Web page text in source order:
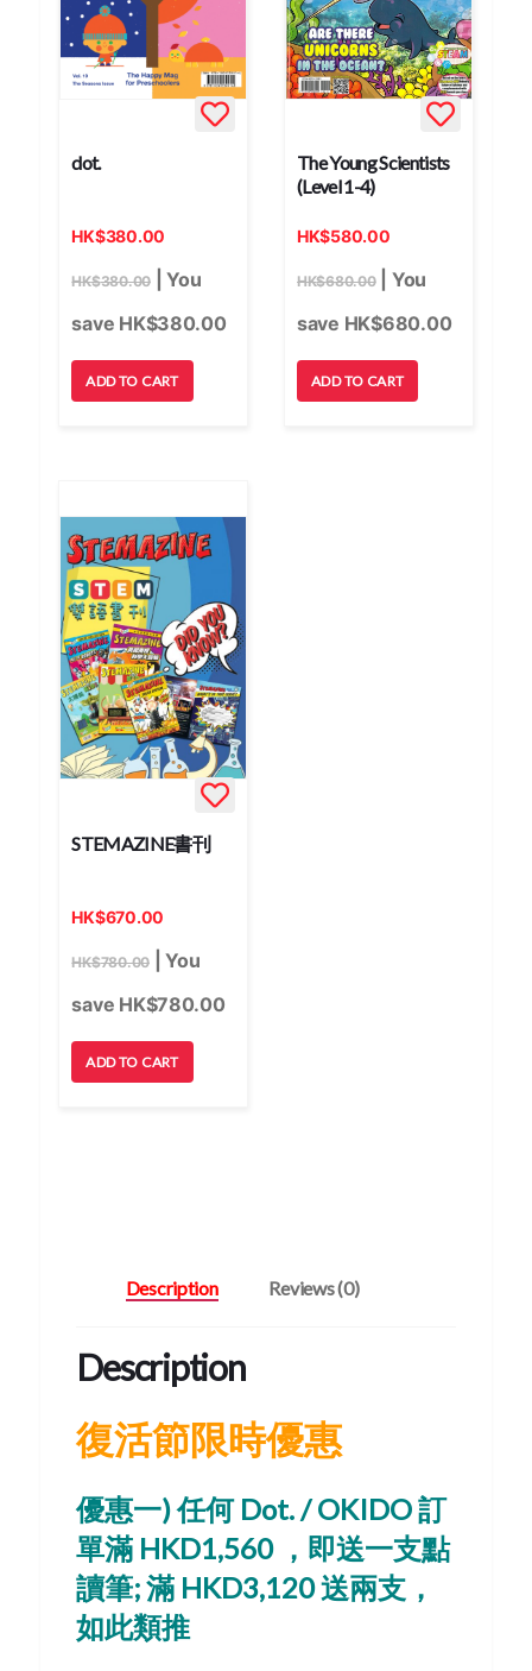
dot.
HK$380.00
HK$380.00| You
save HK$380.00
ADD TO CART
The Young Scientists
(Level 1-4)
HK$580.00
HK$680.00| You
save HK$680.00
ADD TO CART
STEMAZINE書刊
HK$670.00
HK$780.00| You
save HK$780.00
ADD TO CART
Description Reviews (0)
Description
復活節限時優惠
優惠一)任何 Dot. / OKIDO 訂
單滿 HKD1,560 ，即送一支點
讀筆; 滿 HKD3,120 送兩支，
如此類推